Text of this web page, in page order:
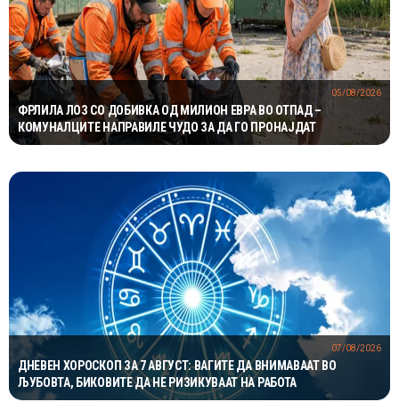
ФРЛИЛА ЛОЗ СО ДОБИВКА ОД МИЛИОН ЕВРА ВО ОТПАД –
КОМУНАЛЦИТЕ НАПРАВИЛЕ ЧУДО ЗА ДА ГО ПРОНАЈДАТ
05/08/2026
ДНЕВЕН ХОРОСКОП ЗА 7 АВГУСТ: ВАГИТЕ ДА ВНИМАВААТ ВО
ЉУБОВТА, БИКОВИТЕ ДА НЕ РИЗИКУВААТ НА РАБОТА
07/08/2026